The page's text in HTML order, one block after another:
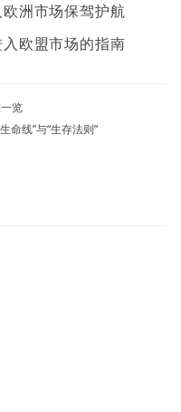
欧洲市场保驾护航
入欧盟市场的指南
览
命线”与“生存法则”